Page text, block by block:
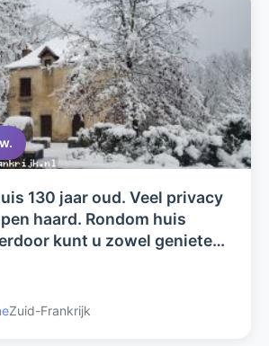
130 jaar oud. Veel privacy
haard. Rondom huis
kunt u zowel genieten
Zuid-Frankrijk